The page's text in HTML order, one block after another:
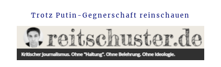
Trotz Putin-Gegnerschaft reinschauen